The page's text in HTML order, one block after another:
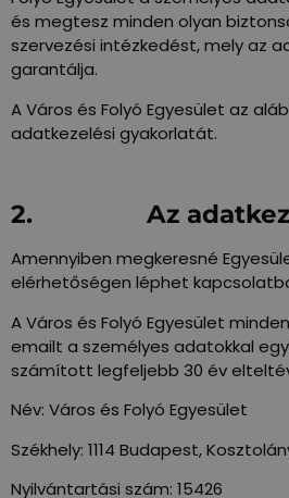
és megtesz minden olyan
szervezési intézkedést, mely az
garantálja.
A Város és Folyó Egyesület az
adatkezelési gyakorlatát.
2. Az
Amennyiben megkeresné
elérhetőségen léphet
A Város és Folyó Egyesület
emailt a személyes adatokkal
számított legfeljebb 30 év
Név: Város és Folyó Egyesület
Székhely: 1114 Budapest,
Nyilvántartási szám: 15426